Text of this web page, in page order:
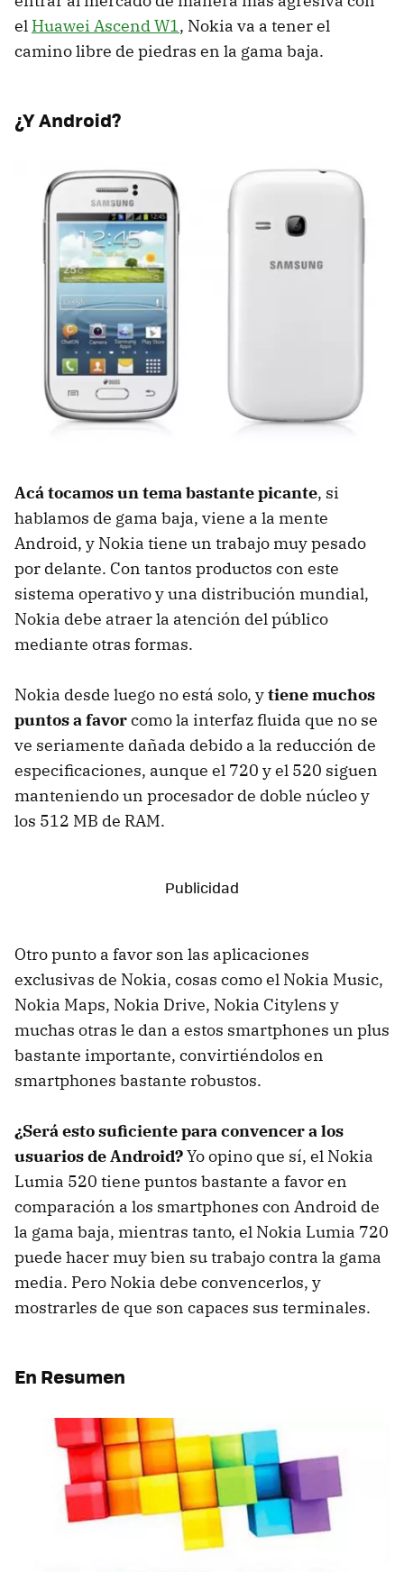
el Huawei Ascend W1, Nokia va a tener el
camino libre de piedras en la gama baja.
¿Y Android?
Acá tocamos un tema bastante picante, si
hablamos de gama baja, viene a la mente
Android, y Nokia tiene un trabajo muy pesado
por delante. Con tantos productos con este
sistema operativo y una distribución mundial,
Nokia debe atraer la atención del público
mediante otras formas.
Nokia desde luego no está solo, ytiene muchos
puntos a favorcomo la interfaz fluida que no se
ve seriamente dañada debido a la reducción de
especificaciones, aunque el 720 y el 520 siguen
manteniendo un procesador de doble núcleo y
los 512 MB de RAM.
Otro punto a favor son las aplicaciones
exclusivas de Nokia, cosas como el Nokia Music,
Nokia Maps, Nokia Drive, Nokia Citylens y
muchas otras le dan a estos smartphones un plus
bastante importante, convirtiéndolos en
smartphones bastante robustos.
¿Será esto suficiente para convencer a los
usuarios de Android?Yo opino que sí, el Nokia
Lumia 520 tiene puntos bastante a favor en
comparación a los smartphones con Android de
la gama baja, mientras tanto, el Nokia Lumia 720
puede hacer muy bien su trabajo contra la gama
media. Pero Nokia debe convencerlos, y
mostrarles de que son capaces sus terminales.
En Resumen